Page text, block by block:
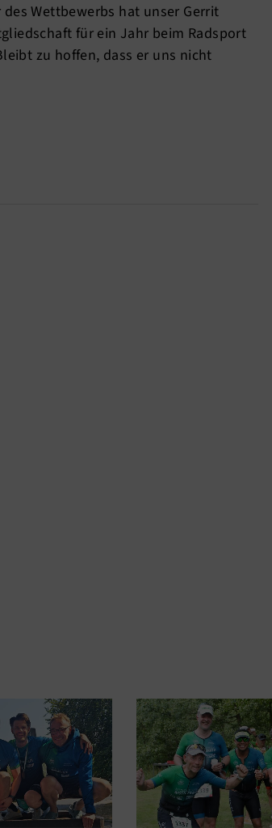
Wettbewerbs hat unser Gerrit
für ein Jahr beim Radsport
zu hoffen, dass er uns nicht